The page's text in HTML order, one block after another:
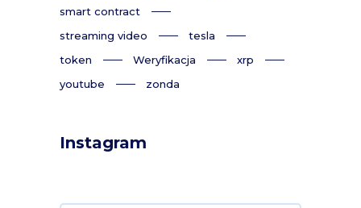
smart contract
streaming video
tesla
token
Weryfikacja
xrp
youtube
zonda
Instagram